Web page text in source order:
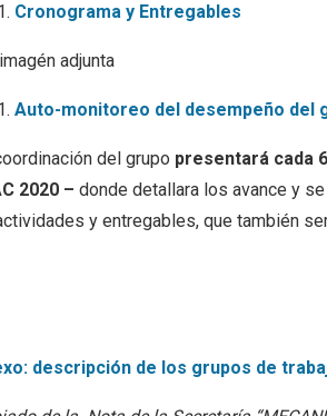
Cronograma y Entregables
adjunta
Auto-monitoreo del desempeño del
del grupo presentará cada 6
2020 – donde detallara los avance y
y entregables, que también
descripción de los grupos de